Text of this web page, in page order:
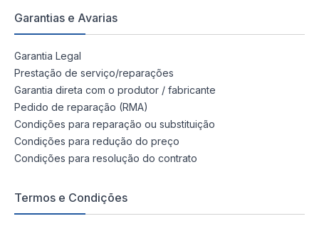
Garantias e Avarias
Garantia Legal
Prestação de serviço/reparações
Garantia direta com o produtor / fabricante
Pedido de reparação (RMA)
Condições para reparação ou substituição
Condições para redução do preço
Condições para resolução do contrato
Termos e Condições